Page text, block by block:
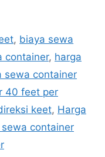
, biaya sewa
container, harga
sewa container
40 feet per
keet, Harga
sewa container